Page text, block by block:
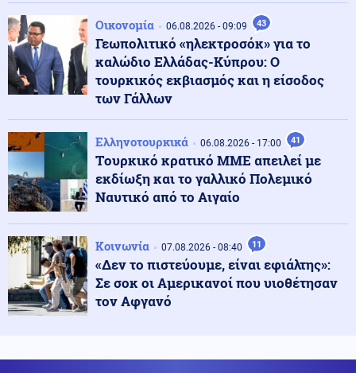
Πανεπιστήμιο Θεσσαλίας: Χρηματοδότηση ύψους 2,3
εκατ. ευρώ για τη φοιτητική στέγη
ΗΠΑ 07.08.2026 - 17:06
Η Amazon προετοιμάζει τη συνέχεια του ντοκιμαντέρ
Εσωτερική Ασφάλεια 07.08.2026 - 17:04
Φωτιά στο Μαρκόπουλο Αττικής
Κοινωνία 07.08.2026 - 16:52
Φωτιά στο Μονοπήγαδο Θεσσαλονίκης - Επιχειρούν 6
εναέρια
λιμάνια και σταθμούς
Οικονομία 06.08.2026 - 09:09 43
Γεωπολιτικό «ηλεκτροσόκ» για το
καλώδιο Ελλάδας-Κύπρου: Ο
τουρκικός εκβιασμός και η είσοδος
των Γάλλων
Ελληνοτουρκικά 06.08.2026 - 17:00 41
Tουρκικό κρατικό ΜΜΕ απειλεί με
εκδίωξη και το γαλλικό Πολεμικό
Ναυτικό από το Αιγαίο
Κοινωνία 07.08.2026 - 08:40 11
«Δεν το πιστεύουμε, είναι εφιάλτης»:
Σε σοκ οι Αμερικανοί που υιοθέτησαν
τον Αφγανό